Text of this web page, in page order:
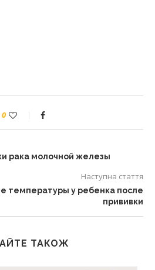
0
рака молочной железы
Наступна стаття
температуры у ребенка после
прививки
ТАКОЖ